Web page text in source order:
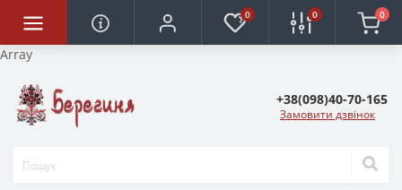
Array
0 0 0
+38(098)40-70-165
Замовити дзвінок